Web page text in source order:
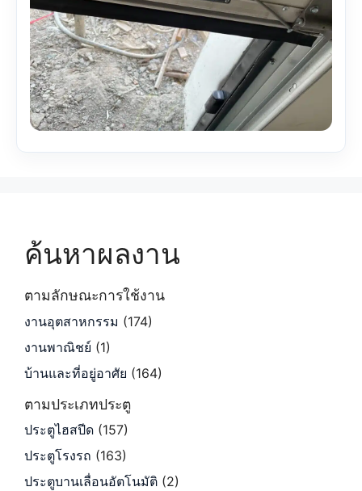
ค้นหาผลงาน
ตามลักษณะการใช้งาน
งานอุตสาหกรรม (174)
งานพาณิชย์ (1)
บ้านและที่อยู่อาศัย (164)
ตามประเภทประตู
ประตูไฮสปีด (157)
ประตูโรงรถ (163)
ประตูบานเลื่อนอัตโนมัติ (2)